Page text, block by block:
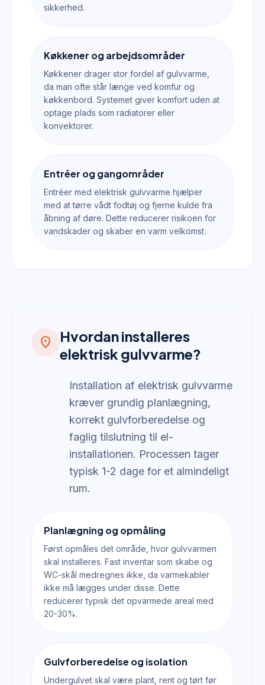
sikkerhed.
Køkkener og arbejdsområder
Køkkener drager stor fordel af gulvvarme,
da man ofte står længe ved komfur og
køkkenbord. Systemet giver komfort uden at
optage plads som radiatorer eller
konvektorer.
Entréer og gangområder
Entréer med elektrisk gulvvarme hjælper
med at tørre vådt fodtøj og fjerne kulde fra
åbning af døre. Dette reducerer risikoen for
vandskader og skaber en varm velkomst.
location_on
Hvordan installeres
elektrisk gulvvarme?
Installation af elektrisk gulvvarme
kræver grundig planlægning,
korrekt gulvforberedelse og
faglig tilslutning til el-
installationen. Processen tager
typisk 1-2 dage for et almindeligt
rum.
Planlægning og opmåling
Først opmåles det område, hvor gulvvarmen
skal installeres. Fast inventar som skabe og
WC-skål medregnes ikke, da varmekabler
ikke må lægges under disse. Dette
reducerer typisk det opvarmede areal med
20-30%.
Gulvforberedelse og isolation
Undergulvet skal være plant, rent og tørt før